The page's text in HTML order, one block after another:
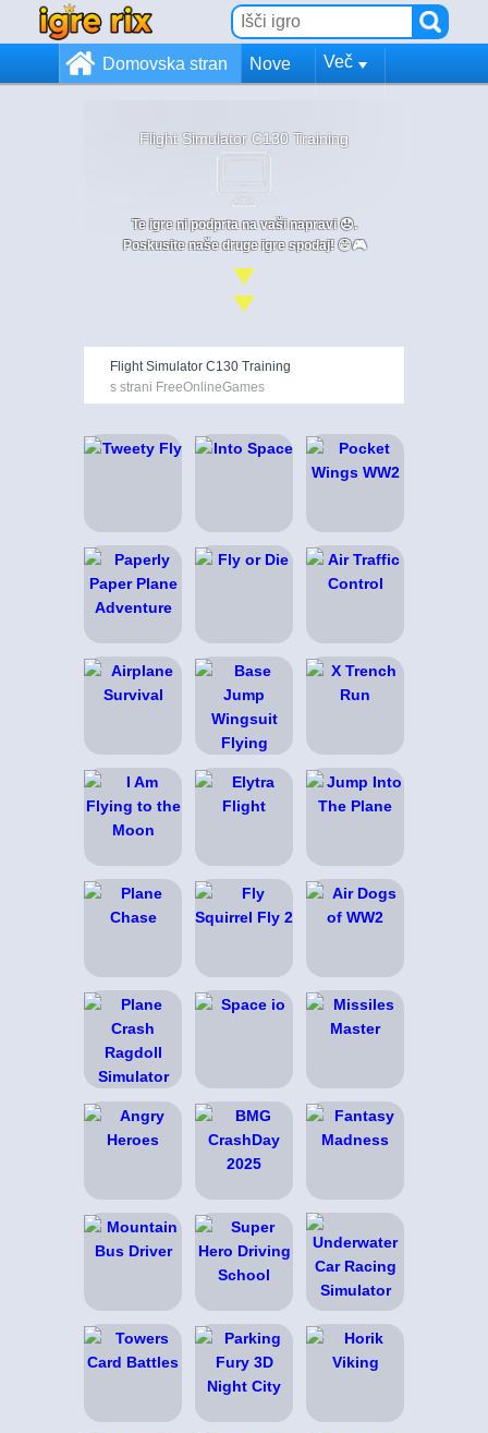
Domovska stran Nove Več
Flight Simulator C130 Training
Te igre ni podprta na vaši napravi 😞.
Poskusite naše druge igre spodaj! 😄🎮
Flight Simulator C130 Training
s strani FreeOnlineGames